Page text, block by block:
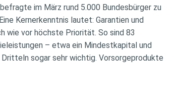
im März rund 5.000 Bundesbürger zu
Kernerkenntnis lautet: Garantien und
wie vor höchste Priorität. So sind 83
– etwa ein Mindestkapital und
sogar sehr wichtig. Vorsorgeprodukte